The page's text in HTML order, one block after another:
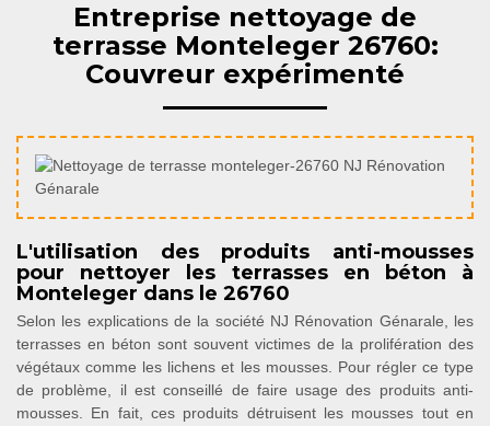
Entreprise nettoyage de
terrasse Monteleger 26760:
Couvreur expérimenté
L'utilisation des produits anti-mousses
pour nettoyer les terrasses en béton à
Monteleger dans le 26760
Selon les explications de la société NJ Rénovation Génarale, les
terrasses en béton sont souvent victimes de la prolifération des
végétaux comme les lichens et les mousses. Pour régler ce type
de problème, il est conseillé de faire usage des produits anti-
mousses. En fait, ces produits détruisent les mousses tout en